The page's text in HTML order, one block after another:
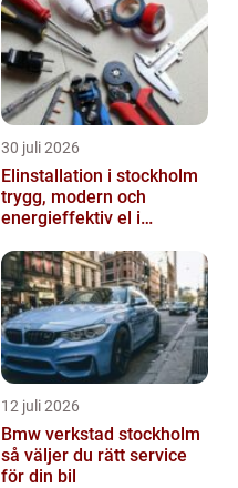
30 juli 2026
Elinstallation i stockholm
trygg, modern och
energieffektiv el i
12 juli 2026
Bmw verkstad stockholm
så väljer du rätt service
för din bil